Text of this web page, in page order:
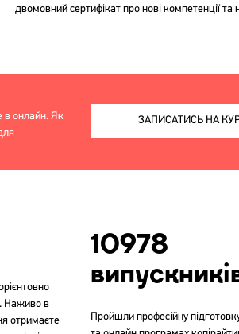
двомовний сертифікат про нові компетенції та
в онлайн. Як
ЗАПИСАТИСЬ НА
Наживо в
отримаєте
10978
Пройшли професійну